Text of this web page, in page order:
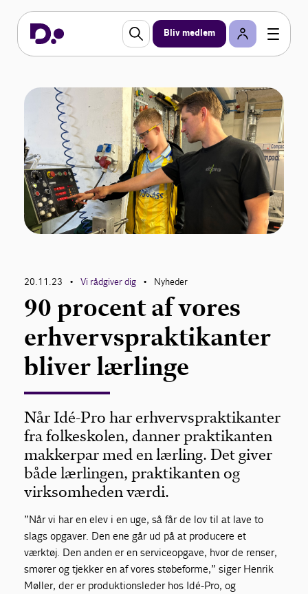
Bliv medlem
20.11.23 • Vi rådgiver dig • Nyheder
90 procent af vores
erhvervspraktikanter
bliver lærlinge
Når Idé-Pro har erhvervspraktikanter
fra folkeskolen, danner praktikanten
makkerpar med en lærling. Det giver
både lærlingen, praktikanten og
virksomheden værdi.
”Når vi har en elev i en uge, så får de lov til at lave to
slags opgaver. Den ene går ud på at producere et
værktøj. Den anden er en serviceopgave, hvor de renser,
smører og tjekker en af vores støbeforme,” siger Henrik
Møller, der er produktionsleder hos Idé-Pro, og